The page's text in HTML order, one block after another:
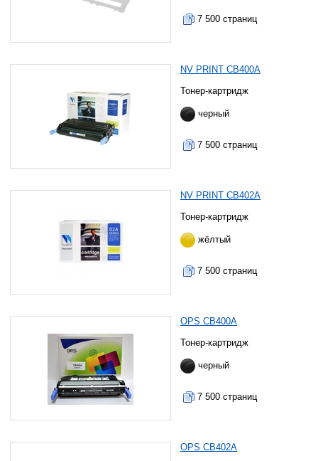
7 500 страниц
NV PRINT CB400A
Тонер-картридж
черный
7 500 страниц
NV PRINT CB402A
Тонер-картридж
жёлтый
7 500 страниц
OPS CB400A
Тонер-картридж
черный
7 500 страниц
OPS CB402A